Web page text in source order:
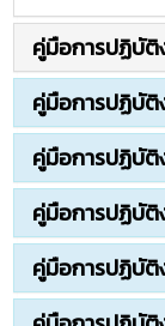
คู่มือการปฏิบัติ
คู่มือการปฏิบัติ
คู่มือการปฏิบัติ
คู่มือการปฏิบัติ
คู่มือการปฏิบัติ